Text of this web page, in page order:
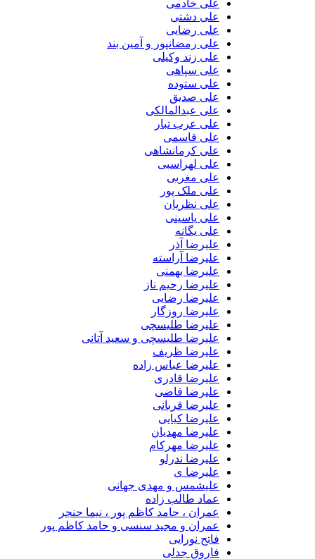
علی خادمی
علی دشتی
علی رضایی
علی رمضانپور و آمین بند
علی زند وکیلی
علی سپاهی
علی ستوده
علی صدیق
علی عبدالمالکی
علی عرب تبار
علی قاسمی
علی کرمانشاهی
علی لهراسبی
علی مغربی
علی ملک پور
علی نظریان
علی یاسینی
علی یگانه
علیرضا آذر
علیرضا آراسته
علیرضا بهمنی
علیرضا رحیم ناز
علیرضا رضایی
علیرضا روزگار
علیرضا طلیسچی
علیرضا طلیسچی و سعید آتانی
علیرضا ظریف
علیرضا عباس زاده
علیرضا قادری
علیرضا قاضی
علیرضا قربانی
علیرضا کیایی
علیرضا مهدیان
علیرضا مهرکام
علیرضا ندرلو
علیرضا ی
علیشمس و مهدی جهانی
عماد طالب زاده
عمران ، حامد کاظم پور ، نیما حنجر
عمران و مجید سنسی و حامد کاظم پور
فاتح نورایی
فاروق جدلی